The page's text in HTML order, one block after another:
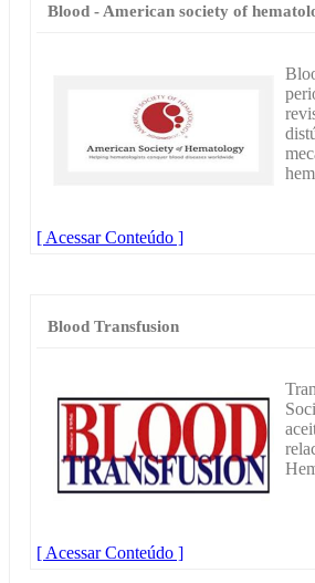
Blood - American society of
[ Acessar Conteúdo ]
Blood Transfusion
[ Acessar Conteúdo ]